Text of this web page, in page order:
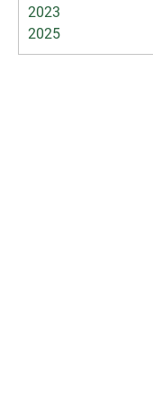
2023
2025